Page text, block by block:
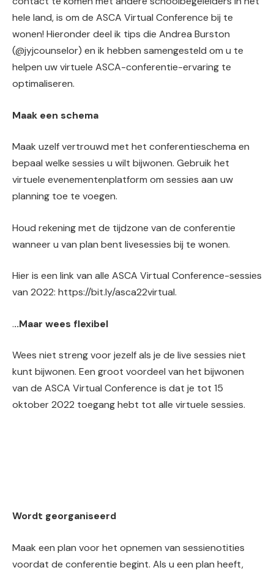
hele land, is om de ASCA Virtual Conference bij te
wonen! Hieronder deel ik tips die Andrea Burston
(@jyjcounselor) en ik hebben samengesteld om u te
helpen uw virtuele ASCA-conferentie-ervaring te
optimaliseren.
Maak een schema
Maak uzelf vertrouwd met het conferentieschema en
bepaal welke sessies u wilt bijwonen. Gebruik het
virtuele evenementenplatform om sessies aan uw
planning toe te voegen.
Houd rekening met de tijdzone van de conferentie
wanneer u van plan bent livesessies bij te wonen.
Hier is een link van alle ASCA Virtual Conference-sessies
van 2022: https://bit.ly/asca22virtual.
...Maar wees flexibel
Wees niet streng voor jezelf als je de live sessies niet
kunt bijwonen. Een groot voordeel van het bijwonen
van de ASCA Virtual Conference is dat je tot 15
oktober 2022 toegang hebt tot alle virtuele sessies.
Wordt georganiseerd
Maak een plan voor het opnemen van sessienotities
voordat de conferentie begint. Als u een plan heeft,